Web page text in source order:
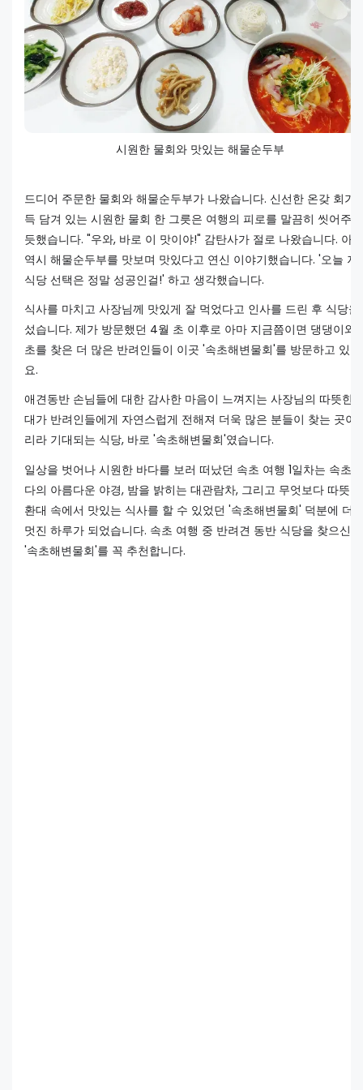
시원한 물회와 맛있는 해물순두부
드디어 주문한 물회와 해물순두부가 나왔습니다. 신선한 온갖 회가
득 담겨 있는 시원한 물회 한 그릇은 여행의 피로를 말끔히 씻어주는
듯했습니다. "우와, 바로 이 맛이야!" 감탄사가 절로 나왔습니다. 아내
역시 해물순두부를 맛보며 맛있다고 연신 이야기했습니다. '오늘 저
식당 선택은 정말 성공인걸!' 하고 생각했습니다.
식사를 마치고 사장님께 맛있게 잘 먹었다고 인사를 드린 후 식당을
섰습니다. 제가 방문했던 4월 초 이후로 아마 지금쯤이면 댕댕이와
초를 찾은 더 많은 반려인들이 이곳 '속초해변물회'를 방문하고 있
요.
애견동반 손님들에 대한 감사한 마음이 느껴지는 사장님의 따뜻한
대가 반려인들에게 자연스럽게 전해져 더욱 많은 분들이 찾는 곳이
리라 기대되는 식당, 바로 '속초해변물회'였습니다.
일상을 벗어나 시원한 바다를 보러 떠났던 속초 여행 1일차는 속초
다의 아름다운 야경, 밤을 밝히는 대관람차, 그리고 무엇보다 따뜻한
환대 속에서 맛있는 식사를 할 수 있었던 '속초해변물회' 덕분에 더
멋진 하루가 되었습니다. 속초 여행 중 반려견 동반 식당을 찾으신
'속초해변물회'를 꼭 추천합니다.